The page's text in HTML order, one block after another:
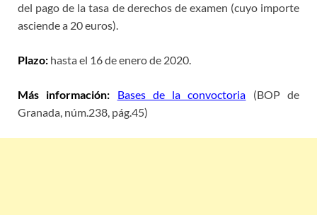
del pago de la tasa de derechos de examen (cuyo importe
asciende a 20 euros).
Plazo: hasta el 16 de enero de 2020.
Más información: Bases de la convoctoria (BOP de
Granada, núm.238, pág.45)